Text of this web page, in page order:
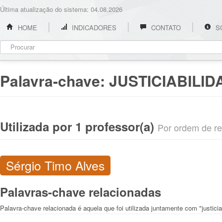
Última atualização do sistema: 04.08.2026
HOME
INDICADORES CONTATO
Palavra-chave:
Utilizada por 1 professor(a) Por ordem de
Sérgio Timo Alves
Palavras-chave relacionadas
Palavra-chave relacionada é aquela que foi utilizada juntamente com